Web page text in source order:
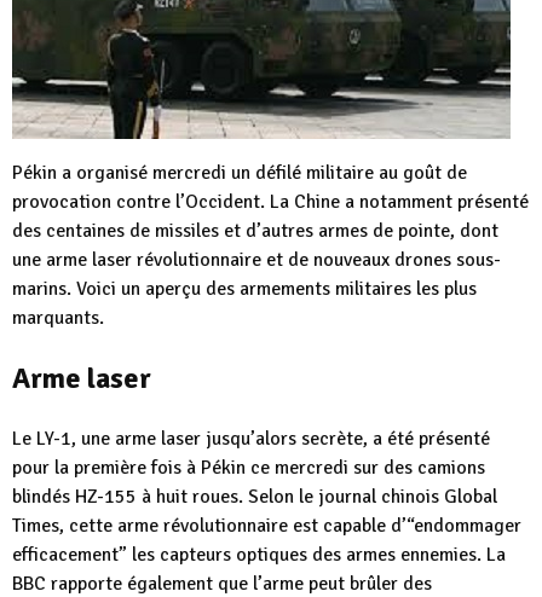
Pékin a organisé mercredi un défilé militaire au goût de
provocation contre l’Occident. La Chine a notamment présenté
des centaines de missiles et d’autres armes de pointe, dont
une arme laser révolutionnaire et de nouveaux drones sous-
marins. Voici un aperçu des armements militaires les plus
marquants.
Arme laser
Le LY-1, une arme laser jusqu’alors secrète, a été présenté
pour la première fois à Pékin ce mercredi sur des camions
blindés HZ-155 à huit roues. Selon le journal chinois Global
Times, cette arme révolutionnaire est capable d’“endommager
efficacement” les capteurs optiques des armes ennemies. La
BBC rapporte également que l’arme peut brûler des